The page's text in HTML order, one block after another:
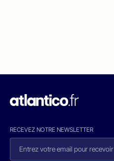
RECEVEZ NOTRE NEWSLETTER